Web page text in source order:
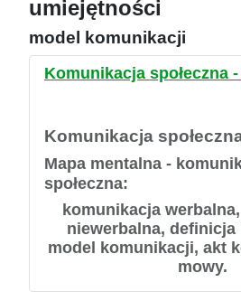
umiejętności
model komunikacji
Komunikacja społeczna
Komunikacja
Mapa mentalna -
społeczna:
komunikacja
niewerbalna,
model komunikacji, akt
mowy.